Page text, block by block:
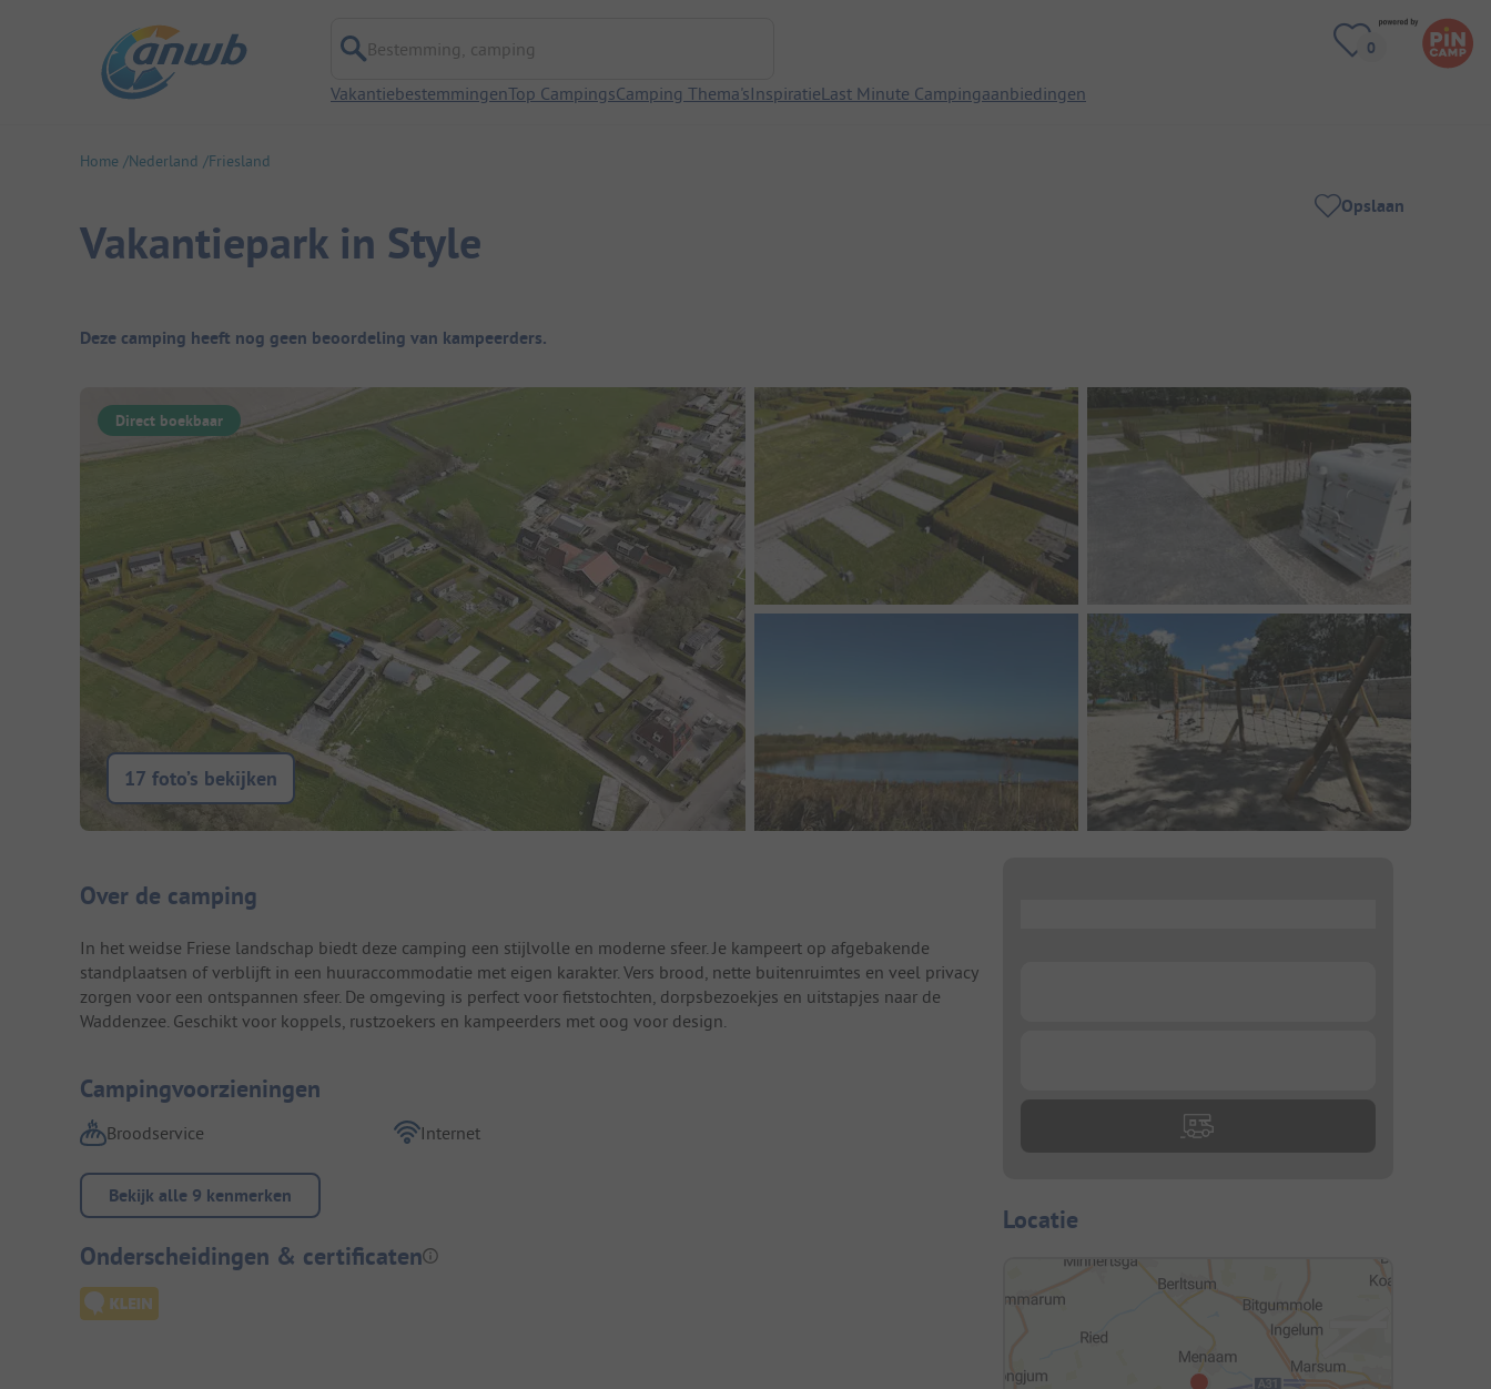
Bestemming, camping
VakantiebestemmingenTop CampingsCamping Thema'sInspiratieLast Minute Campingaanbiedingen
Home Nederland Friesland
Vakantiepark in Style
Opslaan
Camping overzicht
Deze camping heeft nog geen beoordeling van kampeerders.
Direct boekbaar
17 foto’s bekijken
Camping introductie
Over de camping
In het weidse Friese landschap biedt deze camping een stijlvolle en moderne sfeer. Je kampeert op afgebakende
standplaatsen of verblijft in een huuraccommodatie met eigen karakter. Vers brood, nette buitenruimtes en veel privacy
zorgen voor een ontspannen sfeer. De omgeving is perfect voor fietstochten, dorpsbezoekjes en uitstapjes naar de
Waddenzee. Geschikt voor koppels, rustzoekers en kampeerders met oog voor design.
Campingvoorzieningen
Broodservice Internet
Bekijk alle 9 kenmerken
Onderscheidingen & certificaten
Locatie